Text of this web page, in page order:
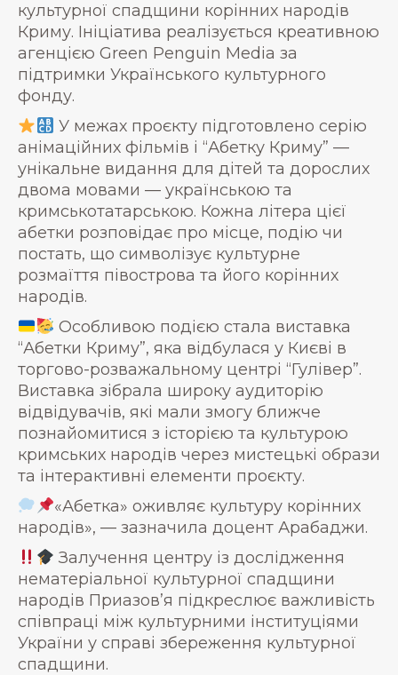
культурної спадщини корінних народів
Криму. Ініціатива реалізується креативною
агенцією Green Penguin Media за
підтримки Українського культурного
фонду.
У межах проєкту підготовлено серію
анімаційних фільмів і “Абетку Криму” —
унікальне видання для дітей та дорослих
двома мовами — українською та
кримськотатарською. Кожна літера цієї
абетки розповідає про місце, подію чи
постать, що символізує культурне
розмаїття півострова та його корінних
народів.
Особливою подією стала виставка
“Абетки Криму”, яка відбулася у Києві в
торгово-розважальному центрі “Гулівер”.
Виставка зібрала широку аудиторію
відвідувачів, які мали змогу ближче
познайомитися з історією та культурою
кримських народів через мистецькі образи
та інтерактивні елементи проєкту.
«Абетка» оживляє культуру корінних
народів», — зазначила доцент Арабаджи.
Залучення центру із дослідження
нематеріальної культурної спадщини
народів Приазов’я підкреслює важливість
співпраці між культурними інституціями
України у справі збереження культурної
спадщини.